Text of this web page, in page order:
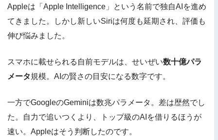
Appleは「Apple Intelligence」という名前で独自AIを進め
てきました。しかし新しいSiriは何度も延期され、評価も
伸び悩みました。
スマホに載せられる自前モデルは、せいぜい数十億パラ
メータ規模。AIの賢さの目安になる数字です。
一方でGoogleのGeminiは数兆パラメータ。差は歴然でし
た。自力で追いつくより、トップ級のAIを借りるほうが
速い。Appleはそう判断したのです。